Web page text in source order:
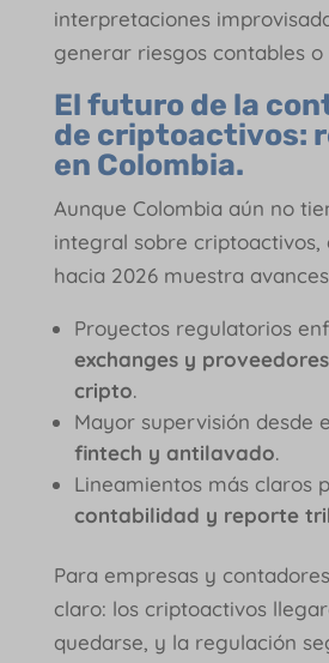
interpretaciones
generar riesgos contables o
El futuro de la
de criptoactivos:
en Colombia.
Aunque Colombia aún no
integral sobre criptoactivos,
hacia 2026 muestra
Proyectos regulatorios
exchanges y
cripto.
Mayor supervisión desde
fintech y antilavado.
Lineamientos más claros
contabilidad y reporte
Para empresas y
claro: los criptoactivos
quedarse, y la regulación